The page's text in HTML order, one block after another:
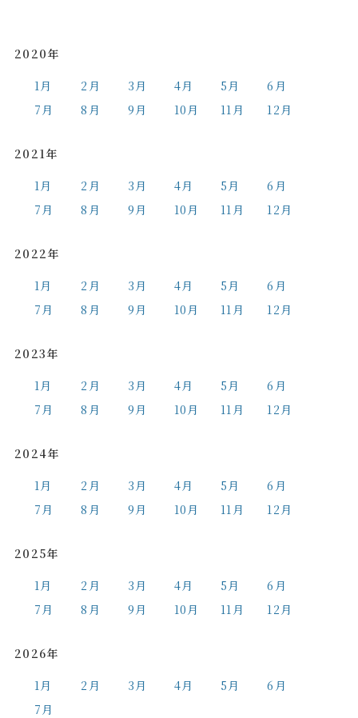
2020年
1月
2月 3月 4月 5月
6月
7月
8月 9月 10月 11月 12月
2021年
1月
2月 3月 4月 5月
6月
7月
8月 9月 10月 11月 12月
2022年
1月
2月 3月 4月 5月
6月
7月
8月 9月 10月 11月 12月
2023年
1月
2月 3月 4月 5月
6月
7月
8月 9月 10月 11月 12月
2024年
1月
2月 3月 4月 5月
6月
7月
8月 9月 10月 11月 12月
2025年
1月
2月 3月 4月 5月
6月
7月
8月 9月 10月 11月 12月
2026年
1月
2月 3月 4月 5月
6月
7月